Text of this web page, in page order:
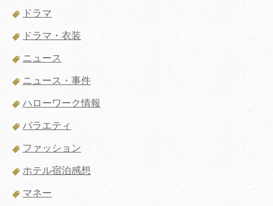
ドラマ
ドラマ・衣装
ニュース
ニュース・事件
ハローワーク情報
バラエティ
ファッション
ホテル宿泊感想
マネー